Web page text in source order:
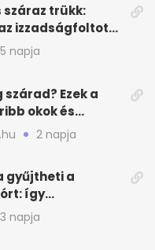
száraz trükk:
izzadságfoltot
a matracról
5 napja
szárad? Ezek a
okok és
2 napja
gyűjtheti a
így
otthon
3 napja